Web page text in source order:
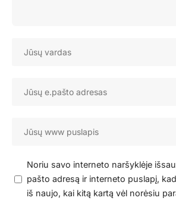
Noriu savo interneto naršyklėje
pašto adresą ir interneto puslapį,
iš naujo, kai kitą kartą vėl norėsiu